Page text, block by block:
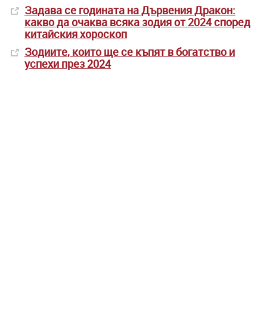
Задава се годината на Дървения Дракон:
какво да очаква всяка зодия от 2024 според
китайския хороскоп
Зодиите, които ще се къпят в богатство и
успехи през 2024